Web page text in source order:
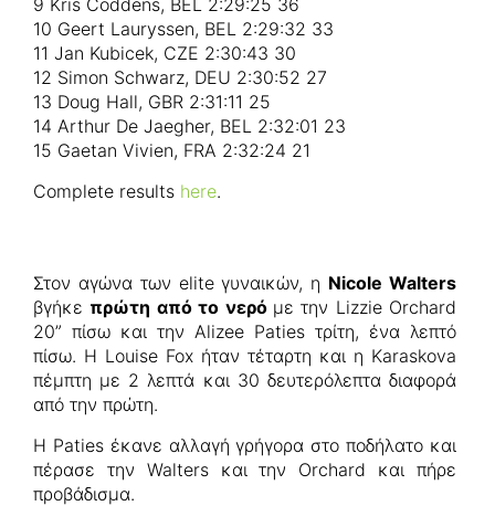
10 Geert Lauryssen, BEL 2:29:32 33
11 Jan Kubicek, CZE 2:30:43 30
12 Simon Schwarz, DEU 2:30:52 27
13 Doug Hall, GBR 2:31:11 25
14 Arthur De Jaegher, BEL 2:32:01 23
15 Gaetan Vivien, FRA 2:32:24 21
Complete results here.
Στον αγώνα των elite γυναικών, η Nicole Walters
βγήκε πρώτη από το νερό με την Lizzie Orchard
20” πίσω και την Alizee Paties τρίτη, ένα λεπτό
πίσω. Η Louise Fox ήταν τέταρτη και η Karaskova
πέμπτη με 2 λεπτά και 30 δευτερόλεπτα διαφορά
από την πρώτη.
Η Paties έκανε αλλαγή γρήγορα στο ποδήλατο και
πέρασε την Walters και την Orchard και πήρε
προβάδισμα.